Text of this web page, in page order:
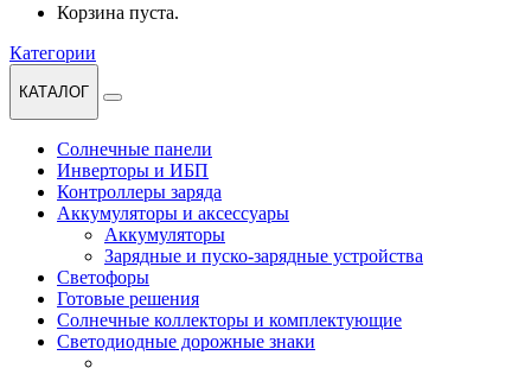
Корзина пуста.
Категории
КАТАЛОГ
Солнечные панели
Инверторы и ИБП
Контроллеры заряда
Аккумуляторы и аксессуары
Аккумуляторы
Зарядные и пуско-зарядные устройства
Светофоры
Готовые решения
Солнечные коллекторы и комплектующие
Светодиодные дорожные знаки